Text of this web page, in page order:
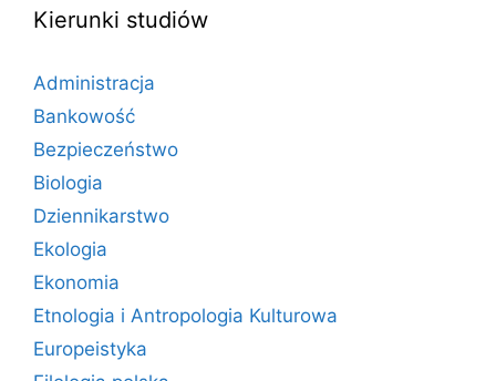
Kierunki studiów
Administracja
Bankowość
Bezpieczeństwo
Biologia
Dziennikarstwo
Ekologia
Ekonomia
Etnologia i Antropologia Kulturowa
Europeistyka